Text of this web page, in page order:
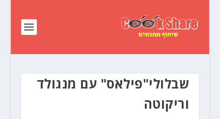
שבלולי"פילאס" עם מנגולד
וריקוטה